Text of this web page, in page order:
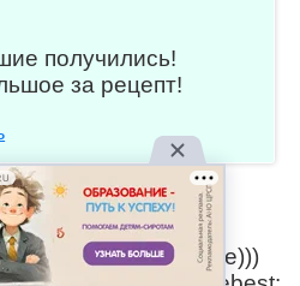
получились!
за рецепт!
Автор рецепта
и есть - нежнейшие)))